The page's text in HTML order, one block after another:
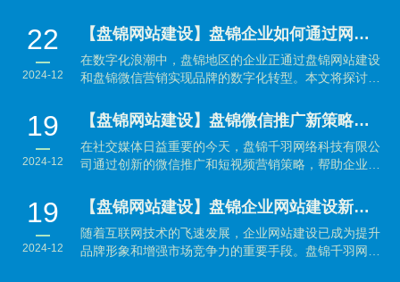
22
2024-12
【盘锦网站建设】盘锦企业如何通过网站建设与微信营销实现数字化转型？
在数字化浪潮中，盘锦地区的企业正通过盘锦网站建设
和盘锦微信营销实现品牌的数字化转型。本文将探讨如
19
2024-12
【盘锦网站建设】盘锦微信推广新策略：结合短视频营销引爆品牌传播
在社交媒体日益重要的今天，盘锦千羽网络科技有限公
司通过创新的微信推广和短视频营销策略，帮助企业有
19
2024-12
【盘锦网站建设】盘锦企业网站建设新趋势：提升品牌形象与用户体验并重
随着互联网技术的飞速发展，企业网站建设已成为提升
品牌形象和增强市场竞争力的重要手段。盘锦千羽网络